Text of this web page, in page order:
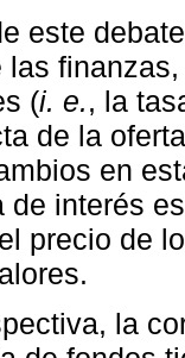
este
las
(i. e., la
de la
en
de interés
precio de
la